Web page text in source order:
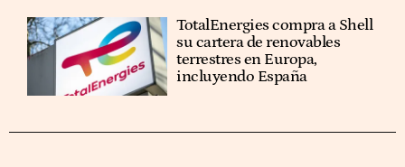
TotalEnergies compra a Shell
su cartera de renovables
terrestres en Europa,
incluyendo España